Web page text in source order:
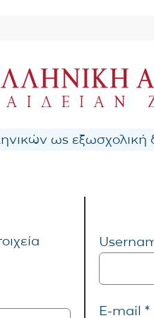
ως εξωσχολική
E-mail *